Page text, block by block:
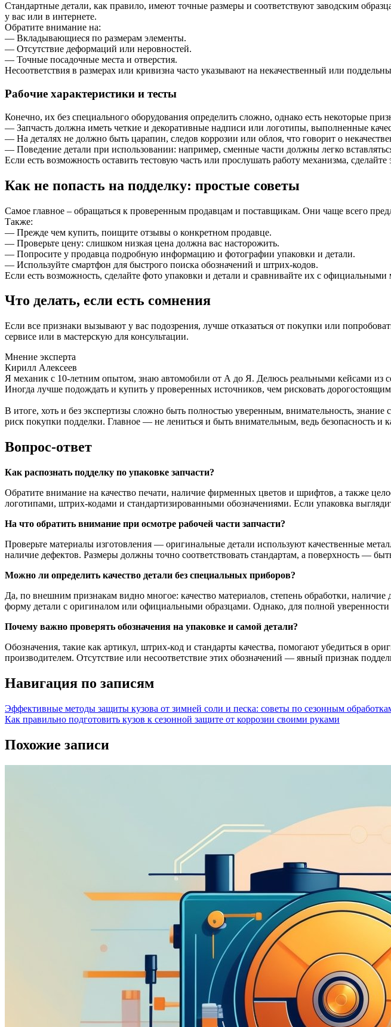
Стандартные детали, как правило, имеют точные размеры и соответствуют заводским
у вас или в интернете.
Обратите внимание на:
— Вкладывающиеся по размерам элементы.
— Отсутствие деформаций или неровностей.
— Точные посадочные места и отверстия.
Несоответствия в размерах или кривизна часто указывают на некачественный или
Рабочие характеристики и тесты
Конечно, их без специального оборудования определить сложно, однако есть некоторые
— Запчасть должна иметь четкие и декоративные надписи или логотипы, выполненные
— На деталях не должно быть царапин, следов коррозии или облоя, что говорит о
— Поведение детали при использовании: например, сменные части должны легко
Если есть возможность оставить тестовую часть или прослушать работу механизма,
Как не попасть на подделку: простые советы
Самое главное – обращаться к проверенным продавцам и поставщикам. Они чаще всего
Также:
— Прежде чем купить, поищите отзывы о конкретном продавце.
— Проверьте цену: слишком низкая цена должна вас насторожить.
— Попросите у продавца подробную информацию и фотографии упаковки и детали.
— Используйте смартфон для быстрого поиска обозначений и штрих-кодов.
Если есть возможность, сделайте фото упаковки и детали и сравнивайте их с официальными
Что делать, если есть сомнения
Если все признаки вызывают у вас подозрения, лучше отказаться от покупки или
сервисе или в мастерскую для консультации.
Мнение эксперта
Кирилл Алексеев
Я механик с 10-летним опытом, знаю автомобили от А до Я. Делюсь реальными кейсами из
Иногда лучше подождать и купить у проверенных источников, чем рисковать
В итоге, хоть и без экспертизы сложно быть полностью уверенным, внимательность,
риск покупки подделки. Главное — не лениться и быть внимательным, ведь безопасность и
Вопрос-ответ
Как распознать подделку по упаковке запчасти?
Обратите внимание на качество печати, наличие фирменных цветов и шрифтов, а также
логотипами, штрих-кодами и стандартизированными обозначениями. Если упаковка
На что обратить внимание при осмотре рабочей части запчасти?
Проверьте материалы изготовления — оригинальные детали используют качественные
наличие дефектов. Размеры должны точно соответствовать стандартам, а поверхность —
Можно ли определить качество детали без специальных приборов?
Да, по внешним признакам видно многое: качество материалов, степень обработки,
форму детали с оригиналом или официальными образцами. Однако, для полной
Почему важно проверять обозначения на упаковке и самой детали?
Обозначения, такие как артикул, штрих-код и стандарты качества, помогают убедиться в
производителем. Отсутствие или несоответствие этих обозначений — явный признак
Навигация по записям
Эффективные методы защиты кузова от зимней соли и песка: советы по сезонным
Как правильно подготовить кузов к сезонной защите от коррозии своими руками
Похожие записи